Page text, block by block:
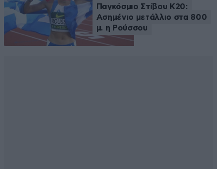
Παγκόσμιο Στίβου Κ20:
Ασημένιο μετάλλιο στα 800
μ. η Ρούσσου